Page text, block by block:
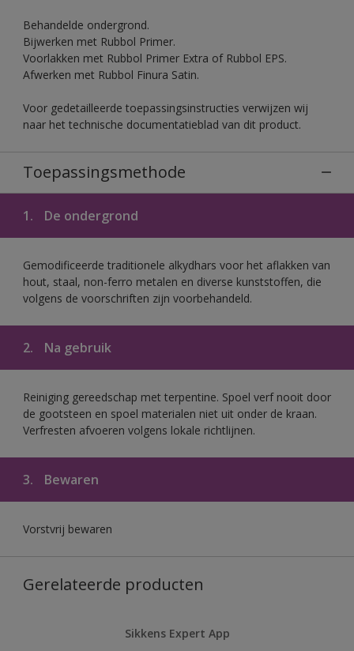
Behandelde ondergrond.
Bijwerken met Rubbol Primer.
Voorlakken met Rubbol Primer Extra of Rubbol EPS.
Afwerken met Rubbol Finura Satin.
Voor gedetailleerde toepassingsinstructies verwijzen wij
naar het technische documentatieblad van dit product.
Toepassingsmethode
1. De ondergrond
Gemodificeerde traditionele alkydhars voor het aflakken van
hout, staal, non-ferro metalen en diverse kunststoffen, die
volgens de voorschriften zijn voorbehandeld.
2. Na gebruik
Reiniging gereedschap met terpentine. Spoel verf nooit door
de gootsteen en spoel materialen niet uit onder de kraan.
Verfresten afvoeren volgens lokale richtlijnen.
3. Bewaren
Vorstvrij bewaren
Gerelateerde producten
Sikkens Expert App